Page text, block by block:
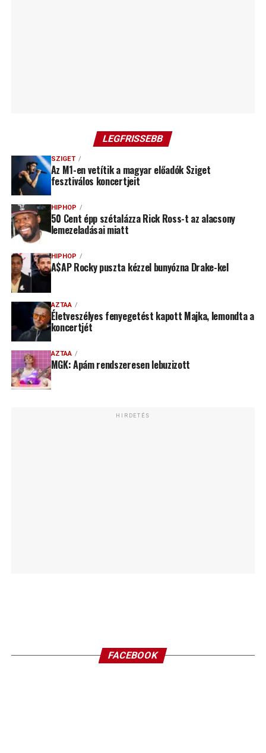
LEGFRISSEBB
SZIGET
Az M1-en vetítik a magyar előadók Sziget
fesztiválos koncertjeit
HIPHOP
50 Cent épp szétalázza Rick Ross-t az alacsony
lemezeladásai miatt
HIPHOP
A$AP Rocky puszta kézzel bunyózna Drake-kel
AZTAA
Életveszélyes fenyegetést kapott Majka, lemondta a
koncertjét
AZTAA
MGK: Apám rendszeresen lebuzizott
HIRDETÉS
FACEBOOK